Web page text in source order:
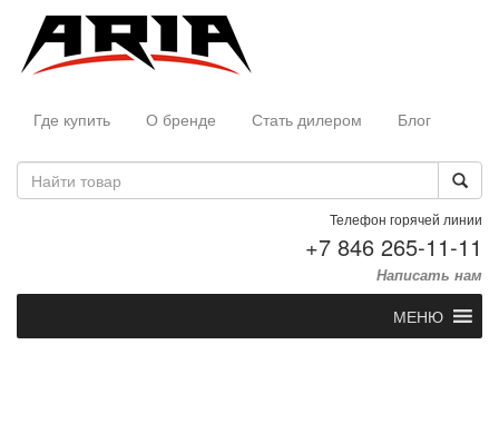
Где купить О бренде Стать дилером Блог
Телефон горячей линии
+7 846 265-11-11
Написать нам
МЕНЮ